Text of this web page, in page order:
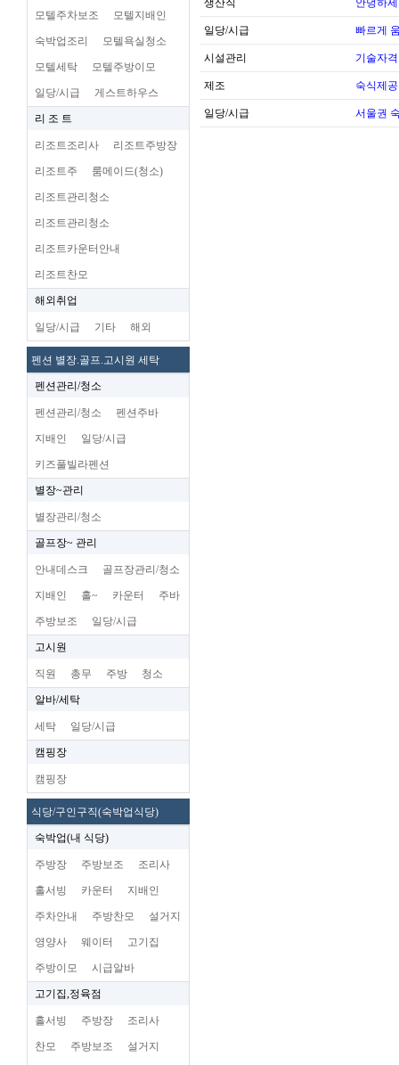
모텔주차보조 모텔지배인
숙박업조리 모텔욕실청소
모텔세탁 모텔주방이모
일당/시급 게스트하우스
리 조 트
리조트조리사 리조트주방장
리조트주 룸메이드(청소)
리조트관리청소
리조트관리청소
리조트카운터안내
리조트찬모
해외취업
일당/시급 기타 해외
펜션 별장.골프.고시원 세탁
펜션관리/청소
펜션관리/청소 펜션주바
지배인 일당/시급
키즈풀빌라펜션
별장~관리
별장관리/청소
골프장~ 관리
안내데스크 골프장관리/청소
지배인 홀~ 카운터 주바
주방보조 일당/시급
고시원
직원 총무 주방 청소
알바/세탁
세탁 일당/시급
캠핑장
캠핑장
식당/구인구직(숙박업식당)
숙박업(내 식당)
주방장 주방보조 조리사
홀서빙 카운터 지배인
주차안내 주방찬모 설거지
영양사 웨이터 고기집
주방이모 시급알바
고기집,정육점
홀서빙 주방장 조리사
찬모 주방보조 설거지
생산직 안녕하
일당/시급 빠르게
시설관리 기술자
제조 숙식제
일당/시급 서울권